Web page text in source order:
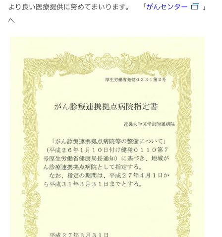
より良い医療提供に努めてまいります。 「 がんセンター
」
へ